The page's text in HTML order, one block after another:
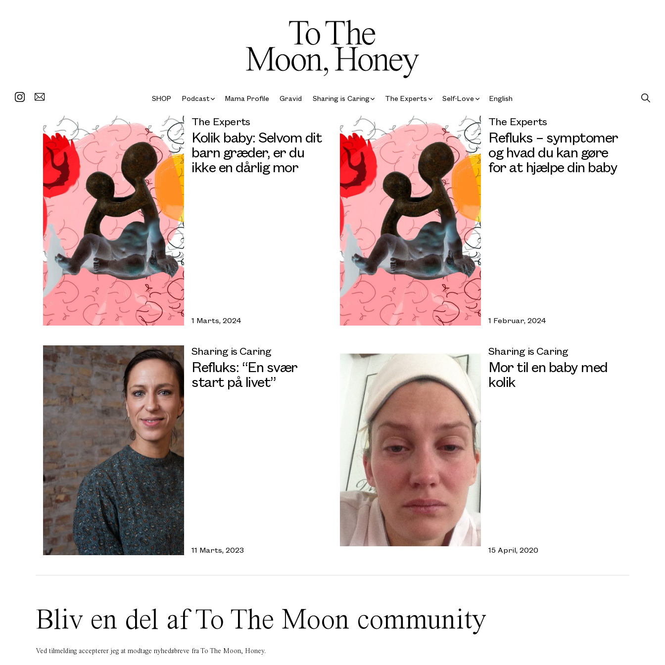
SHOP Podcast Mama Profile Gravid Sharing is Caring The Experts Self-Love English
The Experts
Kolik baby: Selvom dit
barn græder, er du
ikke en dårlig mor
1 Marts, 2024
The Experts
Refluks – symptomer
og hvad du kan gøre
for at hjælpe din baby
1 Februar, 2024
Sharing is Caring
Refluks: “En svær
start på livet”
11 Marts, 2023
Sharing is Caring
Mor til en baby med
kolik
15 April, 2020
Bliv en del af To The Moon community
Ved tilmelding accepterer jeg at modtage nyhedsbreve fra To The Moon, Honey.